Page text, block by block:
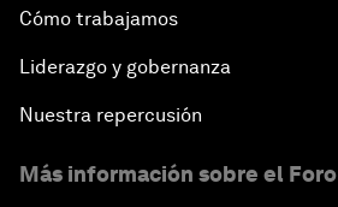
Cómo trabajamos
Liderazgo y gobernanza
Nuestra repercusión
Más información sobre el Foro